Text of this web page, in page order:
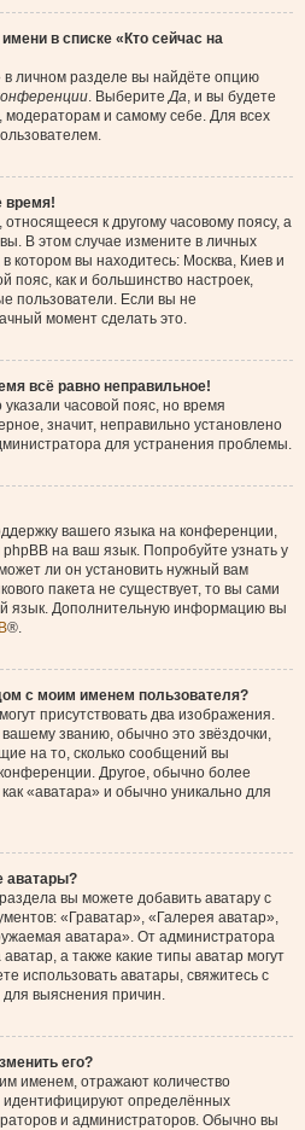
в списке «Кто сейчас на
в личном разделе вы найдёте опцию
. ВыберитеДа, и вы будете
и самому себе. Для всех
время!
к другому часовому поясу, а
В этом случае измените в личных
котором вы находитесь: Москва, Киев и
пояс, как и большинство настроек,
пользователи. Если вы не
момент сделать это.
всё равно неправильное!
часовой пояс, но время
значит, неправильно установлено
для устранения проблемы.
вашего языка на конференции,
на ваш язык. Попробуйте узнать у
ли он установить нужный вам
пакета не существует, то вы сами
язык. Дополнительную информацию вы
®.
с моим именем пользователя?
присутствовать два изображения.
званию, обычно это звёздочки,
на то, сколько сообщений вы
Другое, обычно более
«аватара» и обычно уникально для
аватары?
вы можете добавить аватару с
«Граватар», «Галерея аватар»,
аватара». От администратора
а также какие типы аватар могут
использовать аватары, свяжитесь с
выяснения причин.
его?
именем, отражают количество
определённых
и администраторов. Обычно вы